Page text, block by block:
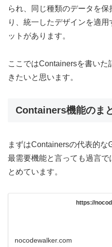
られ、同じ種類のデータを
り、統一したデザインを適
ットがあります。
ここではContainersを書いた
きたいと思います。
Containers機能のま
まずはContainersの代表的な
最需要機能と言っても過言で
とめています。
https://
nocodewalker.com